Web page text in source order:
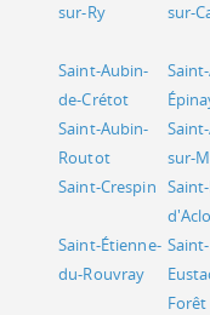
sur-Ry
sur-
Saint-Aubin-
de-Crétot
Saint-Aubin-
Routot
sur-
Saint-Crespin
Saint-Étienne-
du-Rouvray
Saint-
Forêt